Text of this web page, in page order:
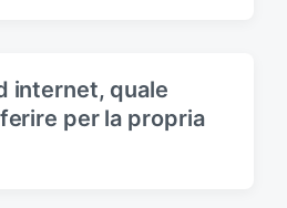
internet, quale
per la propria